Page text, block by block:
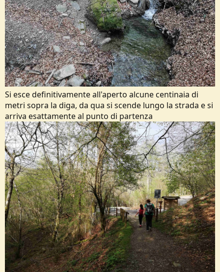
Si esce definitivamente all'aperto alcune centinaia di
metri sopra la diga, da qua si scende lungo la strada e si
arriva esattamente al punto di partenza